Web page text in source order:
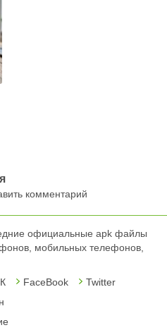
комментарий
официальные apk файлы
мобильных телефонов,
FaceBook
Twitter